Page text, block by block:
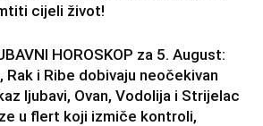
cijeli život!
HOROSKOP za 5. August:
Rak i Ribe dobivaju neočekivan
ljubavi, Ovan, Vodolija i Strijelac
u flert koji izmiče kontroli,